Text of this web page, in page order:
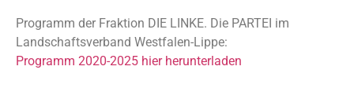
Programm der Fraktion DIE LINKE. Die PARTEI im
Landschaftsverband Westfalen-Lippe:
Programm 2020-2025 hier herunterladen